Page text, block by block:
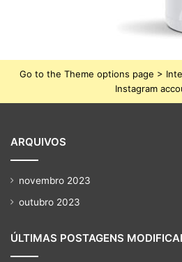
Go to the Theme options page >
Instagram
ARQUIVOS
novembro 2023
outubro 2023
ÚLTIMAS POSTAGENS